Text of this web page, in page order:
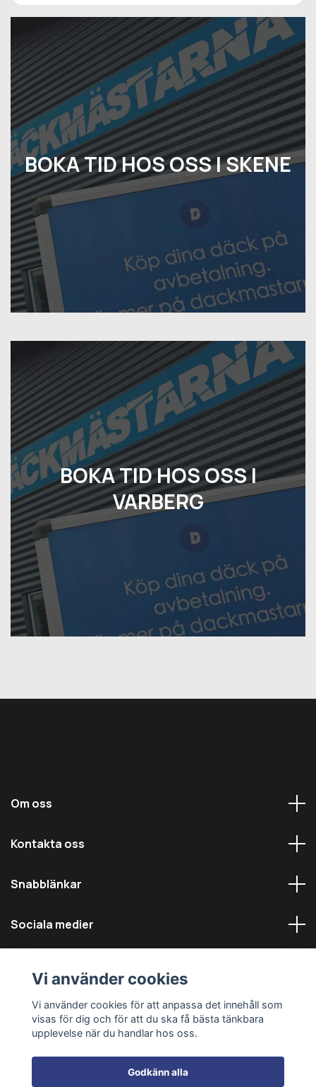
BOKA TID HOS OSS I SKENE
BOKA TID HOS OSS I
VARBERG
Om oss
Kontakta oss
Snabblänkar
Sociala medier
© 2026 Däckmästarna - Alla rättigheter reserverade
Vi använder cookies
Vi använder cookies för att anpassa det innehåll som
visas för dig och för att du ska få bästa tänkbara
upplevelse när du handlar hos oss.
Godkänn alla